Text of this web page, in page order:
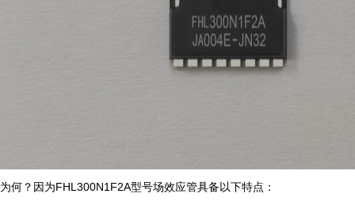
为何？因为FHL300N1F2A型号场效应管具备以下特点：